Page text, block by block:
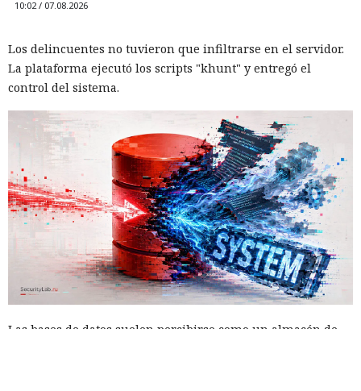
10:02 / 07.08.2026
Los delincuentes no tuvieron que infiltrarse en el servidor.
La plataforma ejecutó los scripts "khunt" y entregó el
control del sistema.
Las bases de datos suelen percibirse como un almacén de